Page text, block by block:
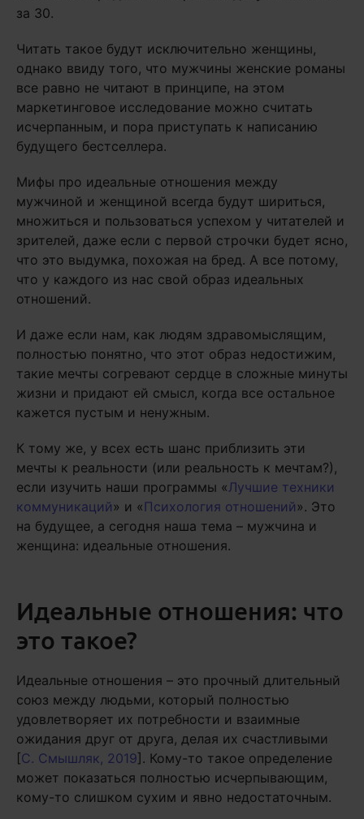
за 30.
Читать такое будут исключительно женщины,
однако ввиду того, что мужчины женские романы
все равно не читают в принципе, на этом
маркетинговое исследование можно считать
исчерпанным, и пора приступать к написанию
будущего бестселлера.
Мифы про идеальные отношения между
мужчиной и женщиной всегда будут шириться,
множиться и пользоваться успехом у читателей и
зрителей, даже если с первой строчки будет ясно,
что это выдумка, похожая на бред. А все потому,
что у каждого из нас свой образ идеальных
отношений.
И даже если нам, как людям здравомыслящим,
полностью понятно, что этот образ недостижим,
такие мечты согревают сердце в сложные минуты
жизни и придают ей смысл, когда все остальное
кажется пустым и ненужным.
К тому же, у всех есть шанс приблизить эти
мечты к реальности (или реальность к мечтам?),
если изучить наши программы «Лучшие техники
коммуникаций» и «Психология отношений». Это
на будущее, а сегодня наша тема – мужчина и
женщина: идеальные отношения.
Идеальные отношения: что
это такое?
Идеальные отношения – это прочный длительный
союз между людьми, который полностью
удовлетворяет их потребности и взаимные
ожидания друг от друга, делая их счастливыми
[С. Смышляк, 2019]. Кому-то такое определение
может показаться полностью исчерпывающим,
кому-то слишком сухим и явно недостаточным.